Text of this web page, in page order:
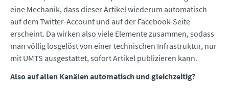
eine Mechanik, dass dieser Artikel wiederum automatisch
auf dem Twitter-Account und auf der Facebook-Seite
erscheint. Da wirken also viele Elemente zusammen, sodass
man völlig losgelöst von einer technischen Infrastruktur, nur
mit UMTS ausgestattet, sofort Artikel publizieren kann.
Also auf allen Kanälen automatisch und gleichzeitig?